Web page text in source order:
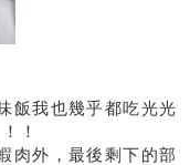
飯我也幾乎都吃光光
！
肉外，最後剩下的部